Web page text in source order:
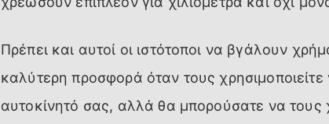
Πρέπει και αυτοί οι ιστότοποι να βγάλουν
καλύτερη προσφορά όταν τους χρησιμοποιείτε
αυτοκίνητό σας, αλλά θα μπορούσατε να τους